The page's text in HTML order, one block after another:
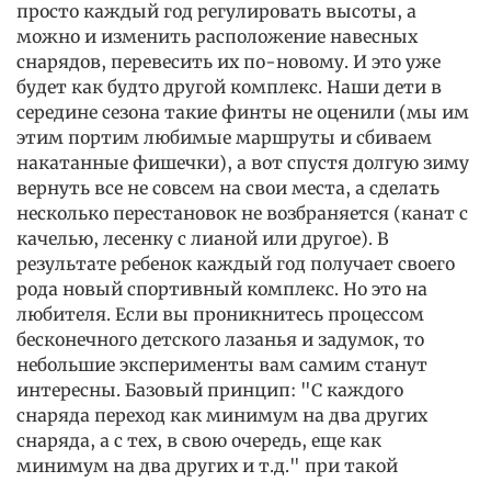
просто каждый год регулировать высоты, а
можно и изменить расположение навесных
снарядов, перевесить их по-новому. И это уже
будет как будто другой комплекс. Наши дети в
середине сезона такие финты не оценили (мы им
этим портим любимые маршруты и сбиваем
накатанные фишечки), а вот спустя долгую зиму
вернуть все не совсем на свои места, а сделать
несколько перестановок не возбраняется (канат с
качелью, лесенку с лианой или другое). В
результате ребенок каждый год получает своего
рода новый спортивный комплекс. Но это на
любителя. Если вы проникнитесь процессом
бесконечного детского лазанья и задумок, то
небольшие эксперименты вам самим станут
интересны. Базовый принцип: "С каждого
снаряда переход как минимум на два других
снаряда, а с тех, в свою очередь, еще как
минимум на два других и т.д." при такой